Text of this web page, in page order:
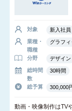
対象 新入社員
業種・
職種
グラフ
分野
デザイン
総時間
数
30時間
総予算 300,000
動画・映像制作はTV